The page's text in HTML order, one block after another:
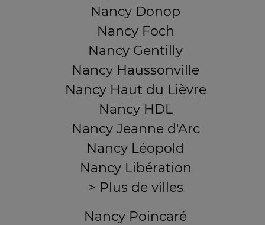
Nancy Donop
Nancy Foch
Nancy Gentilly
Nancy Haussonville
Nancy Haut du Lièvre
Nancy HDL
Nancy Jeanne d'Arc
Nancy Léopold
Nancy Libération
> Plus de villes
Nancy Poincaré